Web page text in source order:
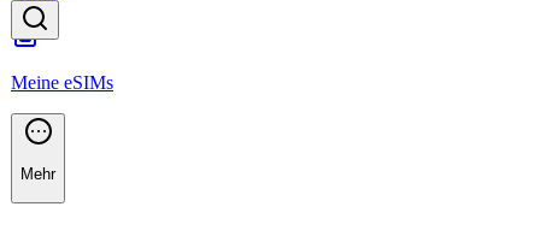
Meine eSIMs
Mehr